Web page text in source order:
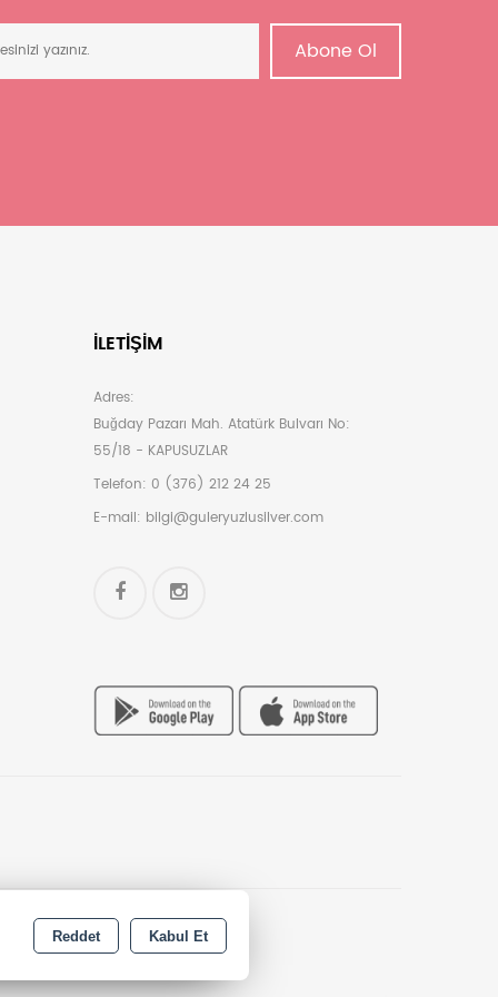
Abone Ol
İLETIŞIM
Adres:
Buğday Pazarı Mah. Atatürk Bulvarı No:
55/18 - KAPUSUZLAR
Telefon: 0 (376) 212 24 25
E-mail: bilgi@guleryuzlusilver.com
Reddet Kabul Et